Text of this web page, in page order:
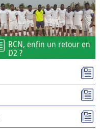
RCN, enfin un retour en
D2 ?